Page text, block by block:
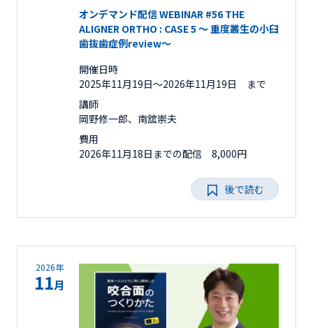
オンデマンド配信 WEBINAR #56 THE
ALIGNER ORTHO : CASE 5 ～ 重度叢生の小臼
歯抜歯症例review～
開催日時
2025年11月19日〜2026年11月19日 まで
講師
岡野修一郎、南舘崇夫
費用
2026年11月18日までの配信 8,000円
後で読む
2026年
11月